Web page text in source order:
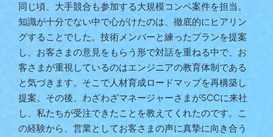
同じ頃、大手競合も参加する大規模コンペ案件を担当。
知識が十分でない中で心がけたのは、徹底的にヒアリン
グすることでした。技術メンバーと練ったプランを提案
し、お客さまの意見をもらう形で対話を重ねる中で、お
客さまが重視しているのはエンジニアの教育体制である
と気づきます。そこで人材育成ロードマップを再構築し
提案。その後、わざわざマネージャーさまがSCCに来社
し、私たちが受注できたことを教えてくれたのです。こ
の経験から、営業としてお客さまの声に真摯に向き合う